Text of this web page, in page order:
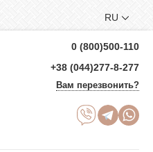
RU
0 (800)500-110
+38 (044)277-8-277
Вам перезвонить?